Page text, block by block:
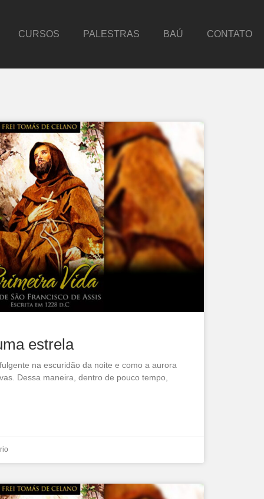
CURSOS PALESTRAS BAÚ CONTATO
estrela
na escuridão da noite e como a aurora
Dessa maneira, dentro de pouco tempo,